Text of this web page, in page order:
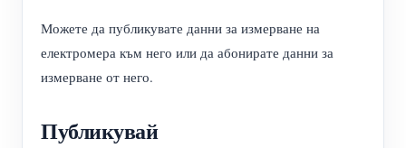
Можете да публикувате данни за измерване на
електромера към него или да абонирате данни за
измерване от него.
Публикувай